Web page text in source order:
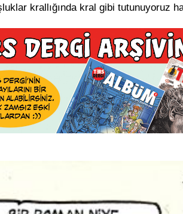
krallığında kral gibi tutunuyoruz